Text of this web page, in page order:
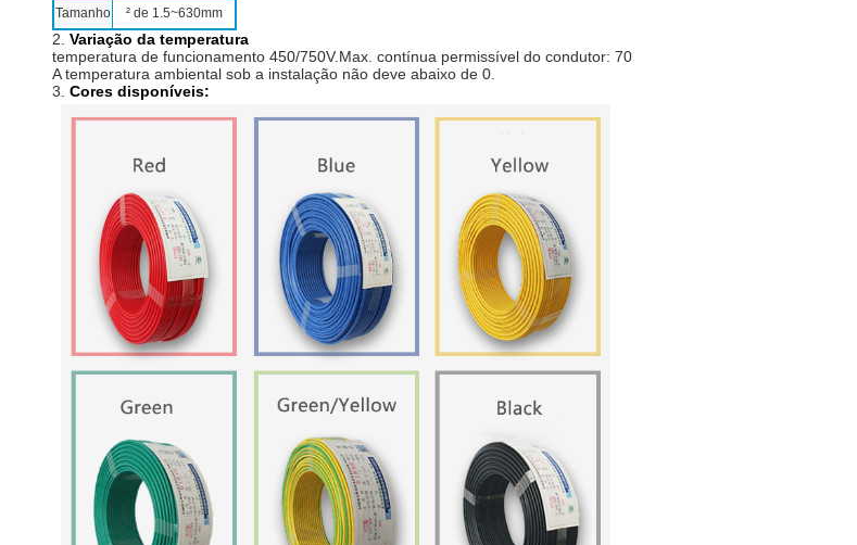
Tamanho ² de 1.5~630mm
2. Variação da temperatura
temperatura de funcionamento 450/750V.Max. contínua permissível do condutor: 70
A temperatura ambiental sob a instalação não deve abaixo de 0.
3. Cores disponíveis: